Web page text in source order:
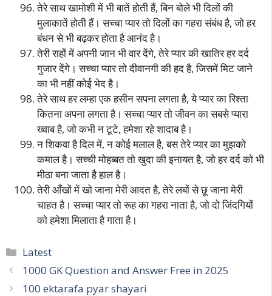
तेरे साथ खामोशी में भी बातें होती हैं, बिन बोले भी दिलों की
मुलाकातें होती हैं। सच्चा प्यार तो दिलों का गहरा संबंध है, जो हर
बंधन से भी बढ़कर होता है आनंद है।
तेरी राहों में अपनी जान भी वार देंगे, तेरे प्यार की खातिर हर दर्द
गुजार देंगे। सच्चा प्यार तो दीवानगी की हद है, जिसमें मिट जाने
का भी नहीं कोई भेद है।
तेरे साथ हर लम्हा एक हसीन सपना लगता है, ये प्यार का रिश्ता
कितना अपना लगता है। सच्चा प्यार तो जीवन का सबसे प्यारा
ख्वाब है, जो कभी न टूटे, हमेशा रहे शादाब है।
न शिकवा है दिल में, न कोई मलाल है, बस तेरे प्यार का मुझको
कमाल है। सच्ची मोहब्बत तो खुदा की इनायत है, जो हर दर्द को भी
मीठा बना जाता है हाल है।
तेरी आँखों में खो जाना मेरी आदत है, तेरे लबों से छू जाना मेरी
चाहत है। सच्चा प्यार तो रूह का गहरा नाता है, जो दो जिंदगियों
को हमेशा मिलाता है गाता है।
Categories
Latest
Post
navigation
1000 GK Question and Answer Free in 2025
100 ektarafa pyar shayari